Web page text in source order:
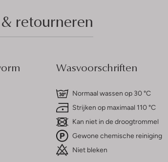
retourneren
Wasvoorschriften
Normaal wassen op 30 °C
Strijken op maximaal 110 °C
Kan niet in de droogtrommel
Gewone chemische reiniging
Niet bleken